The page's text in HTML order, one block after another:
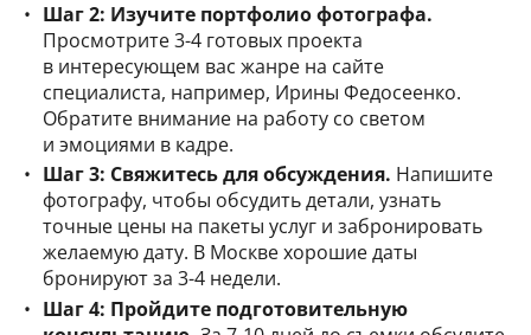
Шаг 2: Изучите портфолио фотографа.
Просмотрите 3-4 готовых проекта
в интересующем вас жанре на сайте
специалиста, например, Ирины Федосеенко.
Обратите внимание на работу со светом
и эмоциями в кадре.
Шаг 3: Свяжитесь для обсуждения. Напишите
фотографу, чтобы обсудить детали, узнать
точные цены на пакеты услуг и забронировать
желаемую дату. В Москве хорошие даты
бронируют за 3-4 недели.
Шаг 4: Пройдите подготовительную